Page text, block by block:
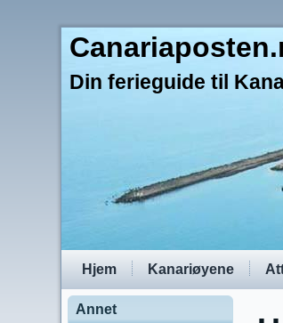
Din ferieguide til
Hjem Kanariøyene
Annet